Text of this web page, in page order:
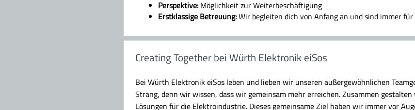
Perspektive: Möglichkeit zur Weiterbeschäftigung
Erstklassige Betreuung:Wir begleiten dich von Anfang an und sind immer für
Creating Together bei Würth Elektronik eiSos
Bei Würth Elektronik eiSos leben und lieben wir unseren außergewöhnlichen
Strang, denn wir wissen, dass wir gemeinsam mehr erreichen. Zusammen
Lösungen für die Elektroindustrie. Dieses gemeinsame Ziel haben wir immer vor